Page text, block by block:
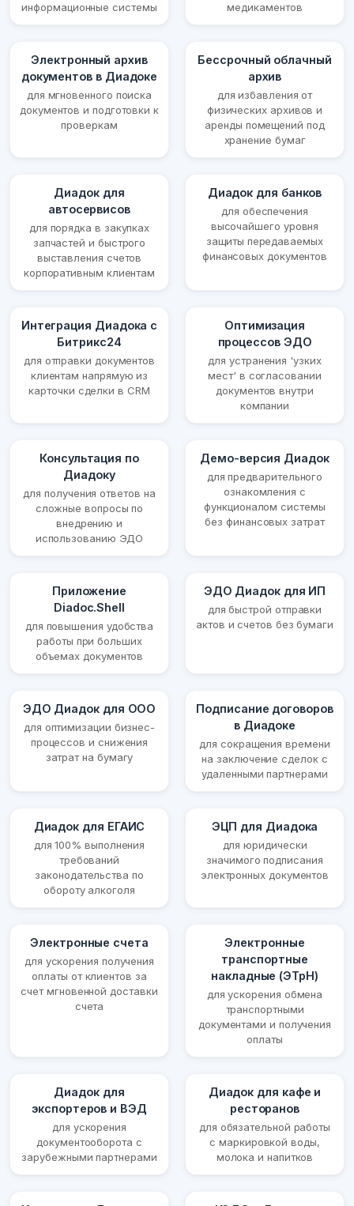
информационные системы
медикаментов
Электронный архив
документов в Диадоке
для мгновенного поиска
документов и подготовки к
проверкам
Бессрочный облачный
архив
для избавления от
физических архивов и
аренды помещений под
хранение бумаг
Диадок для
автосервисов
для порядка в закупках
запчастей и быстрого
выставления счетов
корпоративным клиентам
Диадок для банков
для обеспечения
высочайшего уровня
защиты передаваемых
финансовых документов
Интеграция Диадока с
Битрикс24
для отправки документов
клиентам напрямую из
карточки сделки в CRM
Оптимизация
процессов ЭДО
для устранения 'узких
мест' в согласовании
документов внутри
компании
Консультация по
Диадоку
для получения ответов на
сложные вопросы по
внедрению и
использованию ЭДО
Демо-версия Диадок
для предварительного
ознакомления с
функционалом системы
без финансовых затрат
Приложение
Diadoc.Shell
для повышения удобства
работы при больших
объемах документов
ЭДО Диадок для ИП
для быстрой отправки
актов и счетов без бумаги
ЭДО Диадок для ООО
для оптимизации бизнес-
процессов и снижения
затрат на бумагу
Подписание договоров
в Диадоке
для сокращения времени
на заключение сделок с
удаленными партнерами
Диадок для ЕГАИС
для 100% выполнения
требований
законодательства по
обороту алкоголя
ЭЦП для Диадока
для юридически
значимого подписания
электронных документов
Электронные счета
для ускорения получения
оплаты от клиентов за
счет мгновенной доставки
счета
Электронные
транспортные
накладные (ЭТрН)
для ускорения обмена
транспортными
документами и получения
оплаты
Диадок для
экспортеров и ВЭД
для ускорения
документооборота с
зарубежными партнерами
Диадок для кафе и
ресторанов
для обязательной работы
с маркировкой воды,
молока и напитков